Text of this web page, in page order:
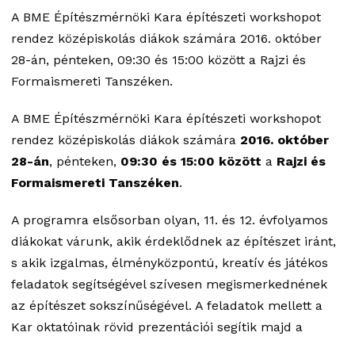
A BME Építészmérnöki Kara építészeti workshopot
rendez középiskolás diákok számára 2016. október
28-án, pénteken, 09:30 és 15:00 között a Rajzi és
Formaismereti Tanszéken.
A BME Építészmérnöki Kara építészeti workshopot
rendez középiskolás diákok számára 2016. október
28-án, pénteken, 09:30 és 15:00 között a Rajzi és
Formaismereti Tanszéken.
A programra elsősorban olyan, 11. és 12. évfolyamos
diákokat várunk, akik érdeklődnek az építészet iránt,
s akik izgalmas, élményközpontú, kreatív és játékos
feladatok segítségével szívesen megismerkednének
az építészet sokszínűségével. A feladatok mellett a
Kar oktatóinak rövid prezentációi segítik majd a